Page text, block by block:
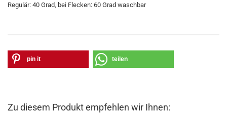
Regulär: 40 Grad, bei Flecken: 60 Grad waschbar
pin it teilen
Zu diesem Produkt empfehlen wir Ihnen: